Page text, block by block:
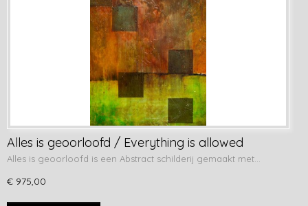
Alles is geoorloofd / Everything is allowed
Alles is geoorloofd is een Abstract schilderij gemaakt met…
€ 975,00